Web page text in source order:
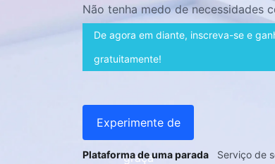
Não tenha medo de necessidades
De agora em diante, inscreva-se e
gratuitamente!
Experimente de
graça
Plataforma de uma parada Serviço de